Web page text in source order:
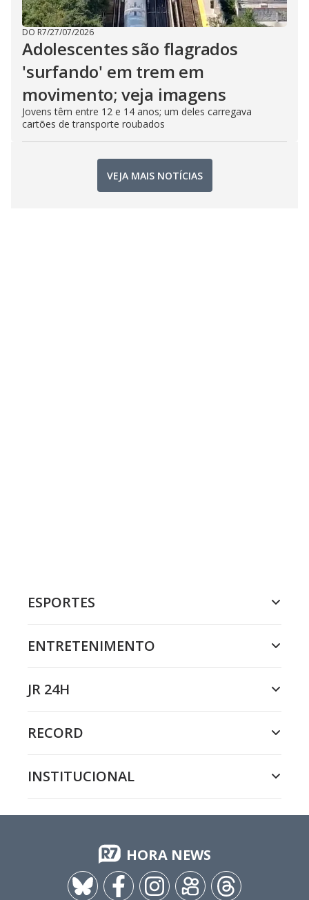
DO R7/27/07/2026
Adolescentes são flagrados
'surfando' em trem em
movimento; veja imagens
Jovens têm entre 12 e 14 anos; um deles carregava
cartões de transporte roubados
VEJA MAIS NOTÍCIAS
ESPORTES
ENTRETENIMENTO
JR 24H
RECORD
INSTITUCIONAL
HORA NEWS